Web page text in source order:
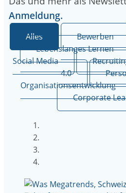
Anmeldung.
Alles Bewerben
Lebenslanges Lernen
Social Media
4.0
Organisationsentwicklung
Corporate